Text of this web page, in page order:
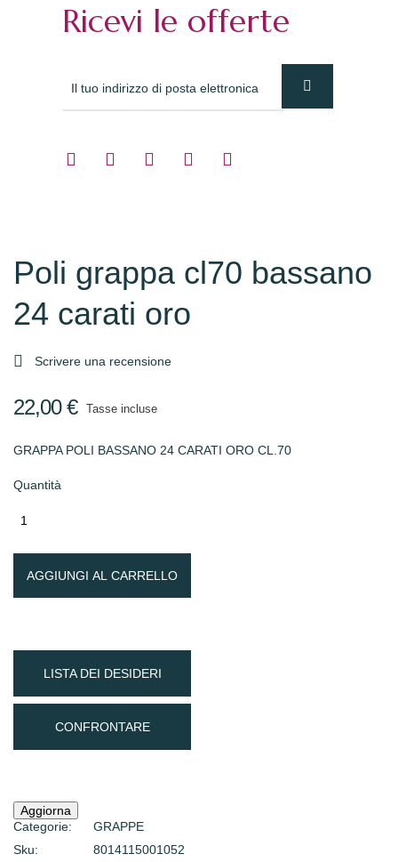
Ricevi le offerte
Poli grappa cl70 bassano
24 carati oro
 Scrivere una recensione
22,00 € Tasse incluse
GRAPPA POLI BASSANO 24 CARATI ORO CL.70
Quantità
AGGIUNGI AL CARRELLO
LISTA DEI DESIDERI
CONFRONTARE
Categorie:
GRAPPE
Sku:
8014115001052